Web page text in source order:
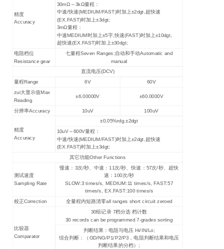
精度
Accuracy
30mΩ～3kΩ量程：
中速/快速(MEDIUM/FAST)时加上±2dgt,超快速
(EX.FAST)时加上±3dgt;
3mΩ量程：
中速MEDIUM时加上±5字,快速(FAST)时加上±10dgt,
超快速(EX.FAST)时加上±30dgt;
电阻档位
Resistance gear
七量程Seven Ranges;自动和手动Automatic and
manual
直流电压(DCV)
量程Range
6V
60V
zui大显示值Max
Reading
±6.00000V ±60.0000V
分辨率Accuracy 10uV 100uV
精度
Accuracy
±0.05%rdg.±2dgt
10uV～600V量程：
中速/快速(MEDIUM/FAST)时加上±2dgt,超快速
(EX.FAST)时加上±3dgt;
其它功能Other Functions
测试速度
Sampling Rate
慢速：3次/秒、中速：11次/秒、快速：57次/秒、超快
速：100次/秒
SLOW:3 times/s, MEDIUM:11 times/s, FAST:57
times/s, EX.FAST:100 times/s
校正Correction
全量程内短路清零all ranges short circuit zeroed
比较器
Comparator
30组记录 7档分选 档计数
30 records can be programmed 7-grades sorting
判断结果：电阻与电压 Hi/IN/Lo;
综合判断：（GD/NG/P1/P2/P3，电阻判断结果和电压
判断结果的分档）;